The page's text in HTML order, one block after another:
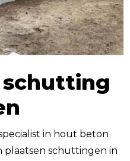
in hout beton
plaatsen schuttingen in